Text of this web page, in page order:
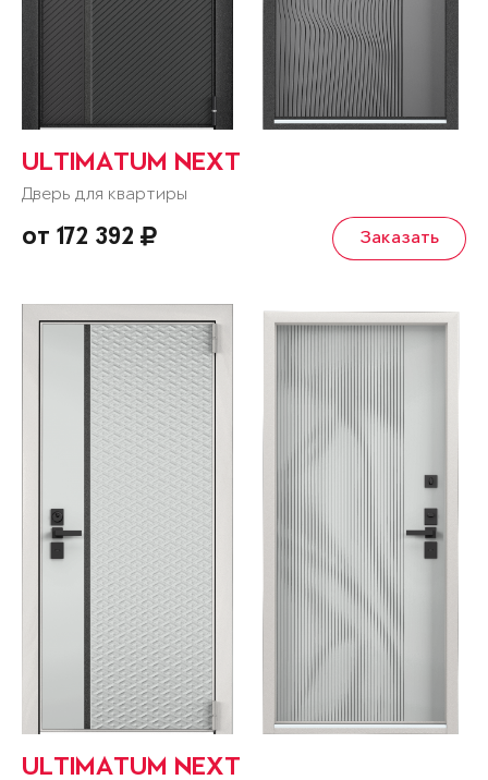
ULTIMATUM NEXT
Дверь для квартиры
от 172 392 Заказать
ULTIMATUM NEXT